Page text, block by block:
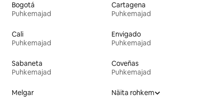
Bogotá
Puhkemajad
Cartagena
Puhkemajad
Cali
Puhkemajad
Envigado
Puhkemajad
Sabaneta
Puhkemajad
Coveñas
Puhkemajad
Melgar
Näita rohkem